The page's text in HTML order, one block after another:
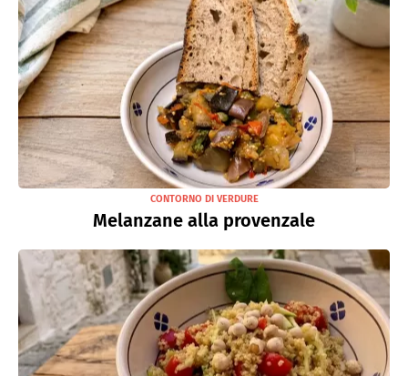
CONTORNO DI VERDURE
Melanzane alla provenzale